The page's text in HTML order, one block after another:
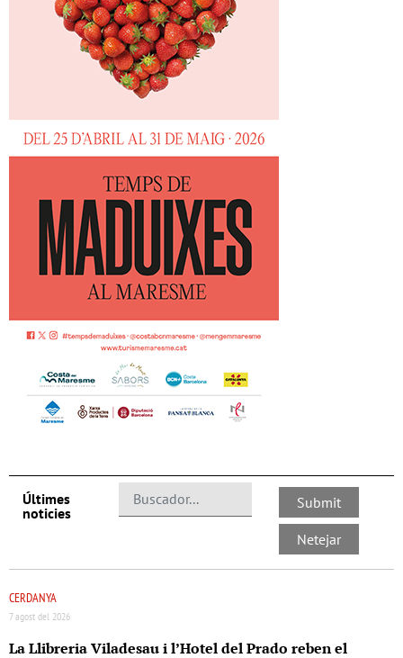
Últimes
noticies
CERDANYA
7 agost del 2026
La Llibreria Viladesau i l’Hotel del Prado reben el